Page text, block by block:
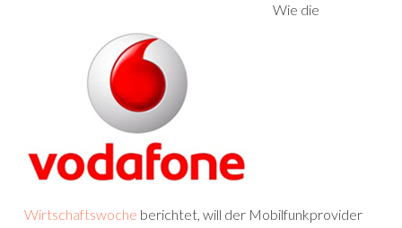
Wie die
Wirtschaftswoche berichtet, will der Mobilfunkprovider